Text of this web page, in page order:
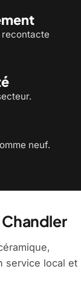
neuf.
service local et